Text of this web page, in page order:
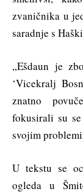
zvaničnika u
saradnje s
„Ešdaun je
‘Vicekralj
znatno
fokusirali su
svojim
U tekstu se
ogleda u